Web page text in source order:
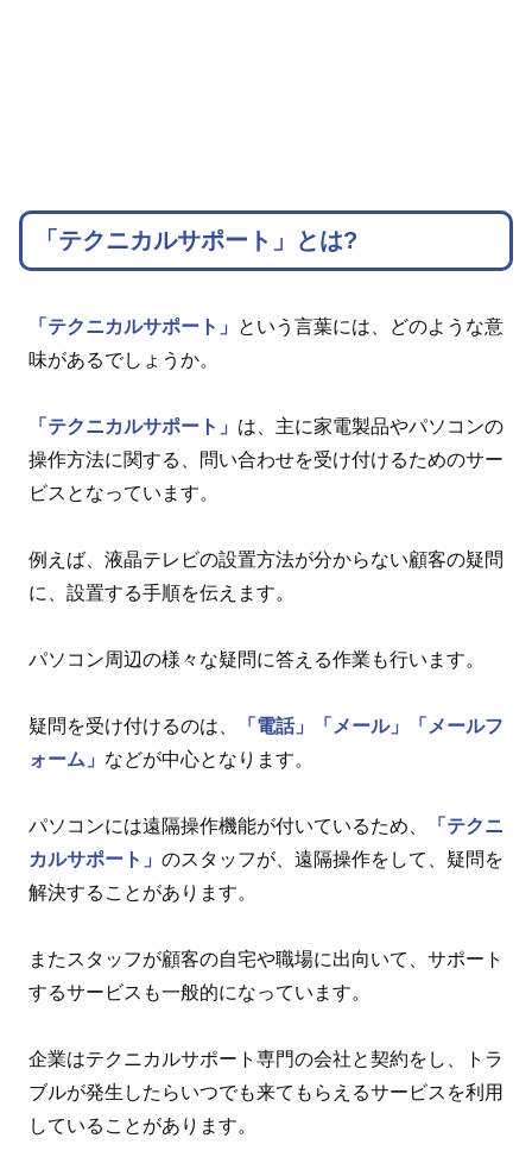
「テクニカルサポート」とは?
「テクニカルサポート」
という言葉には、どのような意
味があるでしょうか。
「テクニカルサポート」 は、主に家電製品やパソコンの
操作方法に関する、問い合わせを受け付けるためのサー
ビスとなっています。
例えば、液晶テレビの設置方法が分からない顧客の疑問
に、設置する手順を伝えます。
パソコン周辺の様々な疑問に答える作業も行います。
疑問を受け付けるのは、 「電話」 「メール」
「メールフ
ォーム」 などが中心となります。
パソコンには遠隔操作機能が付いているため、
「テクニ
カルサポート」 のスタッフが、遠隔操作をして、疑問を
解決することがあります。
またスタッフが顧客の自宅や職場に出向いて、サポート
するサービスも一般的になっています。
企業はテクニカルサポート専門の会社と契約をし、トラ
ブルが発生したらいつでも来てもらえるサービスを利用
していることがあります。